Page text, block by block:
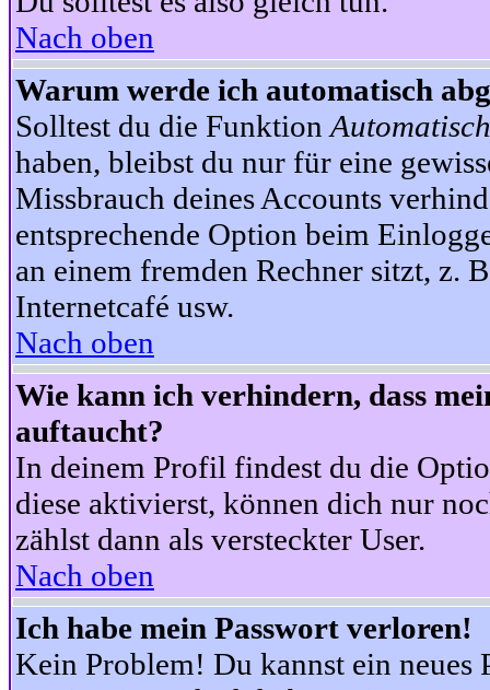
Nach oben
Warum werde ich automatisch
Solltest du die Funktion
haben, bleibst du nur für eine
Missbrauch deines Accounts
entsprechende Option beim
an einem fremden Rechner sitzt, z.
Internetcafé usw.
Nach oben
Wie kann ich verhindern, dass
auftaucht?
In deinem Profil findest du die
diese aktivierst, können dich nur
zählst dann als versteckter User.
Nach oben
Ich habe mein Passwort verloren!
Kein Problem! Du kannst ein neues